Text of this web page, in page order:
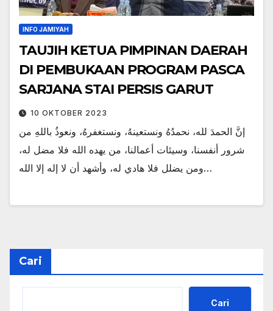
INFO JAMIYAH
TAUJIH KETUA PIMPINAN DAERAH
DI PEMBUKAAN PROGRAM PASCA
SARJANA STAI PERSIS GARUT
10 OKTOBER 2023
‌إنَّ ‌الحمدَ ‌لله، نحمدُهُ ونستعينهُ، ونستغفرهُ، ونعوذُ باللهِ من
شرور أنفسنا، وسيئات أعمالنا، من يهده الله فلا مضل له،
ومن يضلل فلا هادي له، وأشهد أن لا إله إلا الله…
Cari
Cari